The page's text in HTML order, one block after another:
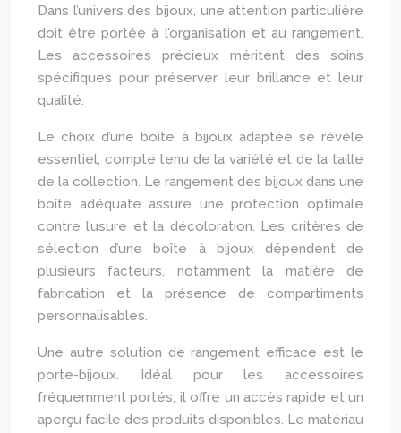
Dans l’univers des bijoux, une attention particulière
doit être portée à l’organisation et au rangement.
Les accessoires précieux méritent des soins
spécifiques pour préserver leur brillance et leur
qualité.
Le choix d’une boîte à bijoux adaptée se révèle
essentiel, compte tenu de la variété et de la taille
de la collection. Le rangement des bijoux dans une
boîte adéquate assure une protection optimale
contre l’usure et la décoloration. Les critères de
sélection d’une boîte à bijoux dépendent de
plusieurs facteurs, notamment la matière de
fabrication et la présence de compartiments
personnalisables.
Une autre solution de rangement efficace est le
porte-bijoux. Idéal pour les accessoires
fréquemment portés, il offre un accès rapide et un
aperçu facile des produits disponibles. Le matériau